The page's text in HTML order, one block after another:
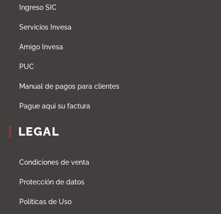
Ingreso SIC
Servicios Invesa
Amigo Invesa
PUC
Manual de pagos para clientes
Pague aqui su factura
LEGAL
Condiciones de venta
Protección de datos
Políticas de Uso